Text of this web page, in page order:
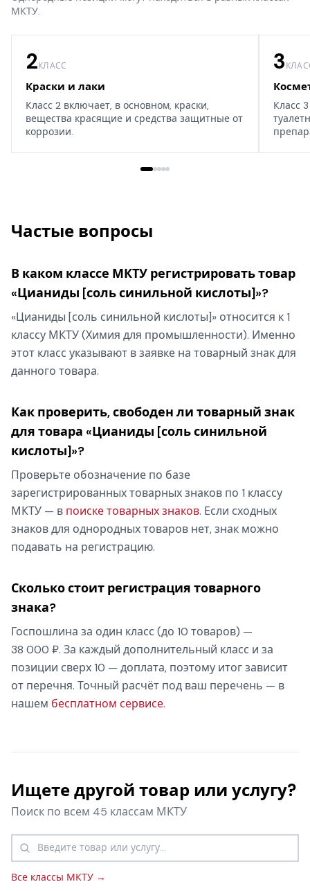
МКТУ.
2КЛАСС
Краски и лаки
Класс 2 включает, в основном, краски,
вещества красящие и средства защитные от
коррозии.
3
Класс
Частые вопросы
В каком классе МКТУ регистрировать товар
«Цианиды [соль синильной кислоты]»?
«Цианиды [соль синильной кислоты]» относится к 1
классу МКТУ (Химия для промышленности). Именно
этот класс указывают в заявке на товарный знак для
данного товара.
Как проверить, свободен ли товарный знак
для товара «Цианиды [соль синильной
кислоты]»?
Проверьте обозначение по базе
зарегистрированных товарных знаков по 1 классу
МКТУ — в поиске товарных знаков. Если сходных
знаков для однородных товаров нет, знак можно
подавать на регистрацию.
Сколько стоит регистрация товарного
знака?
Госпошлина за один класс (до 10 товаров) —
38 000 ₽. За каждый дополнительный класс и за
позиции сверх 10 — доплата, поэтому итог зависит
от перечня. Точный расчёт под ваш перечень — в
нашем бесплатном сервисе.
Ищете другой товар или услугу?
Поиск по всем 45 классам МКТУ
Все классы МКТУ →